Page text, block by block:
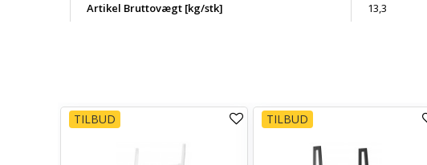
Artikel Bruttovægt [kg/stk]
13,3
TILBUD TILBUD